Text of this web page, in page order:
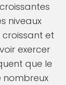
niveaux
croissant et
exercer
que le